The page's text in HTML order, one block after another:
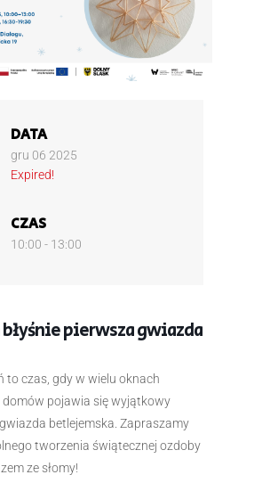
DATA
gru 06 2025
Expired!
CZAS
10:00 - 13:00
pierwsza gwiazda
to czas, gdy w wielu oknach
domów pojawia się wyjątkowy
betlejemska. Zapraszamy
tworzenia świątecznej ozdoby
ze słomy!